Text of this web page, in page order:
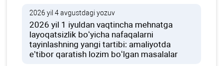
2026 yil 4 avgustdagi yozuv
2026 yil 1 iyuldan vaqtincha mehnatga
layoqatsizlik boʻyicha nafaqalarni
tayinlashning yangi tartibi: amaliyotda
e’tibor qaratish lozim boʻlgan masalalar